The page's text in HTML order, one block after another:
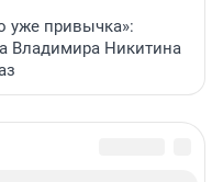
уже привычка»:
Владимира Никитина